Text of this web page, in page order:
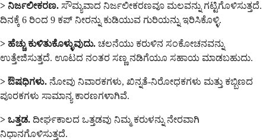
> ನಿರ್ಜಲೀಕರಣ. ಸೌಮ್ಯವಾದ ನಿರ್ಜಲೀಕರಣವೂ ಮಲವನ್ನು ಗಟ್ಟಿಗೊಳಿಸುತ್ತದೆ.
ದಿನಕ್ಕೆ 6 ರಿಂದ 9 ಕಪ್ ನೀರನ್ನು ಕುಡಿಯುವ ಗುರಿಯನ್ನು ಇರಿಸಿಕೊಳ್ಳಿ.
> ಹೆಚ್ಚು ಕುಳಿತುಕೊಳ್ಳುವುದು. ಚಲನೆಯು ಕರುಳಿನ ಸಂಕೋಚನವನ್ನು
ಉತ್ತೇಜಿಸುತ್ತದೆ. ಊಟದ ನಂತರ ಸಣ್ಣ ನಡಿಗೆಯೂ ಸಹಾಯ ಮಾಡಬಹುದು.
> ಔಷಧಿಗಳು. ನೋವು ನಿವಾರಕಗಳು, ಖಿನ್ನತೆ-ನಿರೋಧಕಗಳು ಮತ್ತು ಕಬ್ಬಿಣದ
ಪೂರಕಗಳು ಸಾಮಾನ್ಯ ಕಾರಣಗಳಾಗಿವೆ.
> ಒತ್ತಡ. ದೀರ್ಘಕಾಲದ ಒತ್ತಡವು ನಿಮ್ಮ ಕರುಳನ್ನು ನೇರವಾಗಿ
ನಿಧಾನಗೊಳಿಸುತ್ತದೆ.